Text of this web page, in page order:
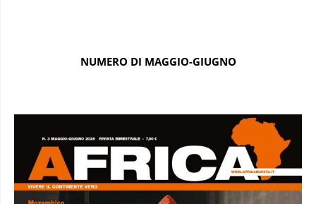
NUMERO DI MAGGIO-GIUGNO